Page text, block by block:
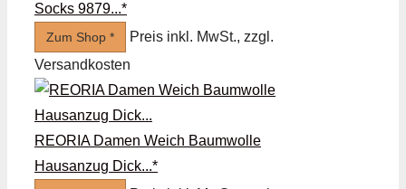
Socks 9879...*
Zum Shop *
Preis inkl. MwSt., zzgl.
Versandkosten
REORIA Damen Weich Baumwolle
Hausanzug Dick...*